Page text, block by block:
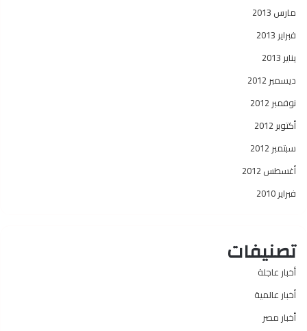
مارس 2013
فبراير 2013
يناير 2013
ديسمبر 2012
نوفمبر 2012
أكتوبر 2012
سبتمبر 2012
أغسطس 2012
فبراير 2010
تصنيفات
أخبار عاجلة
أخبار عالمية
أخبار مصر